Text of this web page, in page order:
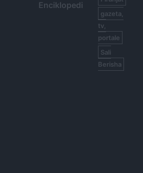
Enciklopedi
gazeta,
tv,
portale
Sali
Berisha